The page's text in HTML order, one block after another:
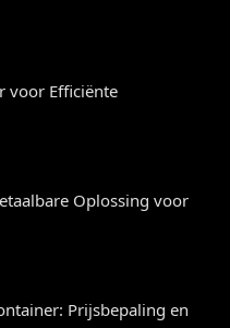
voor Efficiënte
Oplossing voor
Prijsbepaling en